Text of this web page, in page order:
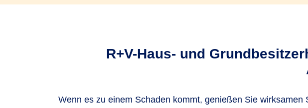
R+V-Haus- und
Wenn es zu einem Schaden kommt, genießen Sie